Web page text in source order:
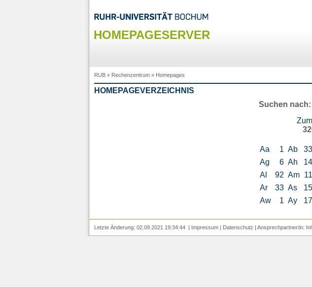
HOMEPAGESERVER
RUB» Rechenzentrum» Homepages
HOMEPAGEVERZEICHNIS
Suchen nach:
Aa 1 Ab 33
Ag
6 Ah 14
Al
92 Am 11
Ar
33 As 15
Aw
1 Ay 17
Letzte Änderung: 02.09.2021 19:34:44 | Impressum| Datenschutz | Ansprechpartner/in: